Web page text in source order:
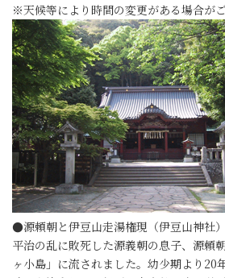
※天候等により時間の変更がある場合がご
●源頼朝と伊豆山走湯権現（伊豆山神社）
平治の乱に敗死した源義朝の息子、源頼
ヶ小島」に流されました。幼少期より20